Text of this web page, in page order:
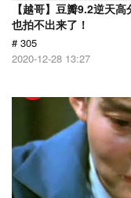
【越哥】豆瓣9.2逆天
也拍不出来了！
# 305
2020-12-28 13:27